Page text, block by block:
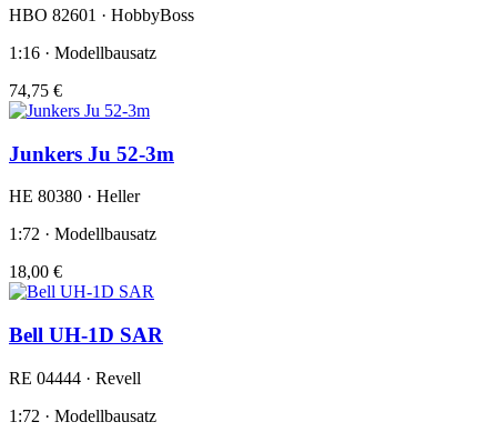
HBO 82601 · HobbyBoss
1:16 · Modellbausatz
74,75 €
Junkers Ju 52-3m
HE 80380 · Heller
1:72 · Modellbausatz
18,00 €
Bell UH-1D SAR
RE 04444 · Revell
1:72 · Modellbausatz